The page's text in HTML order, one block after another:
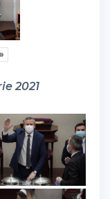
»
2021